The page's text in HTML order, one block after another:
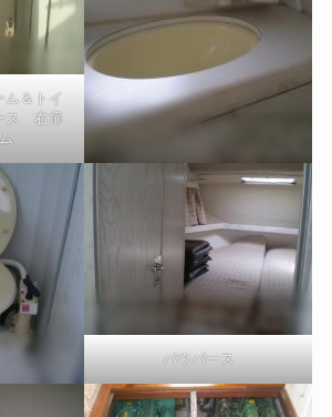
＆トイ
ス 右扉
バウバース